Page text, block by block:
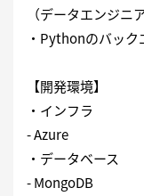
（データエンジニ
・Pythonのバッ
【開発環境】
・インフラ
- Azure
・データベース
- MongoDB